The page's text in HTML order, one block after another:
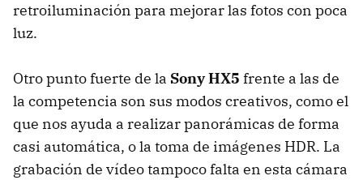
retroiluminación para mejorar las fotos con poca
luz.
Otro punto fuerte de la Sony HX5 frente a las de
la competencia son sus modos creativos, como el
que nos ayuda a realizar panorámicas de forma
casi automática, o la toma de imágenes HDR. La
grabación de vídeo tampoco falta en esta cámara